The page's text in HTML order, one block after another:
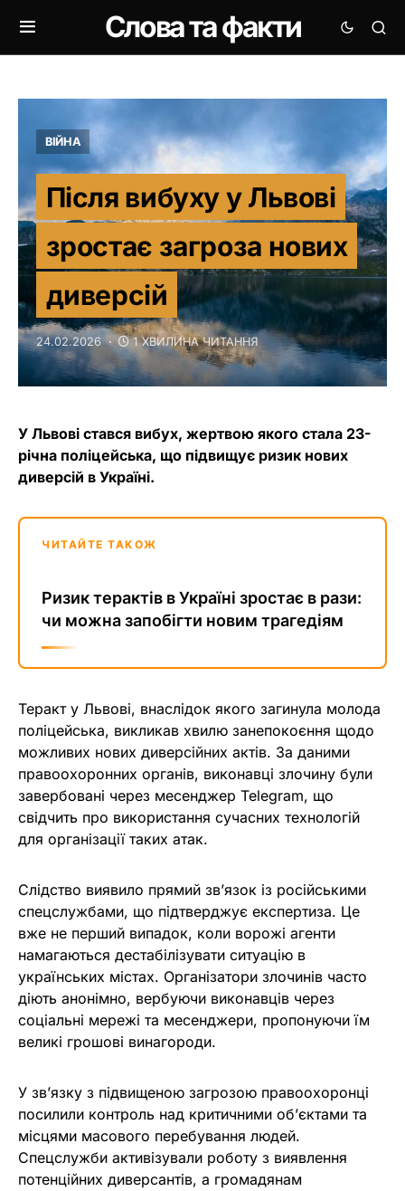
Слова та факти
ВІЙНА
Після вибуху у Львові
зростає загроза нових
диверсій
24.02.2026 1 ХВИЛИНА ЧИТАННЯ
У Львові стався вибух, жертвою якого стала 23-
річна поліцейська, що підвищує ризик нових
диверсій в Україні.
ЧИТАЙТЕ ТАКОЖ
Ризик терактів в Україні зростає в рази:
чи можна запобігти новим трагедіям
Теракт у Львові, внаслідок якого загинула молода
поліцейська, викликав хвилю занепокоєння щодо
можливих нових диверсійних актів. За даними
правоохоронних органів, виконавці злочину були
завербовані через месенджер Telegram, що
свідчить про використання сучасних технологій
для організації таких атак.
Слідство виявило прямий зв’язок із російськими
спецслужбами, що підтверджує експертиза. Це
вже не перший випадок, коли ворожі агенти
намагаються дестабілізувати ситуацію в
українських містах. Організатори злочинів часто
діють анонімно, вербуючи виконавців через
соціальні мережі та месенджери, пропонуючи їм
великі грошові винагороди.
У зв’язку з підвищеною загрозою правоохоронці
посилили контроль над критичними об’єктами та
місцями масового перебування людей.
Спецслужби активізували роботу з виявлення
потенційних диверсантів, а громадянам